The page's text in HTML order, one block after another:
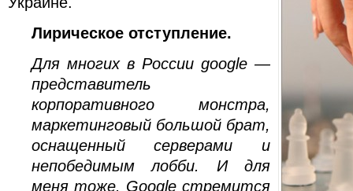
Лирическое отступление.
Для многих в России google —
представитель
корпоративного монстра,
маркетинговый большой брат,
оснащенный серверами и
непобедимым лобби. И для
меня тоже. Google стремится